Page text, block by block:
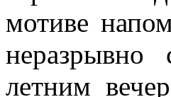
мотиве
летним